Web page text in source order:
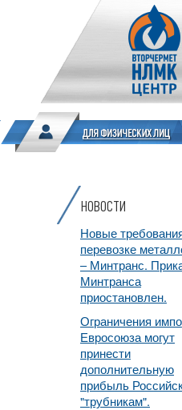
НОВОСТИ
Новые
перевозке
– Минтранс.
Минтранса
приостановлен.
Ограничения
Евросоюза могут
принести
дополнительную
прибыль
"трубникам".